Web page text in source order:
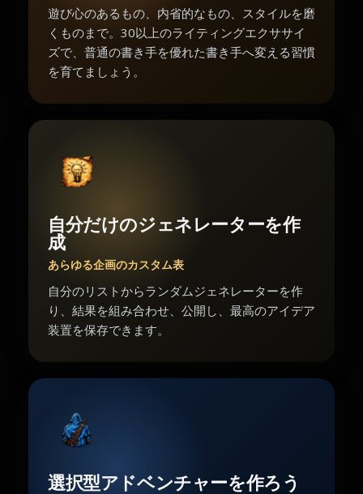
遊び心のあるもの、内省的なもの、スタイルを磨
くものまで。30以上のライティングエクササイ
ズで、普通の書き手を優れた書き手へ変える習慣
を育てましょう。
自分だけのジェネレーターを作
成
あらゆる企画のカスタム表
自分のリストからランダムジェネレーターを作
り、結果を組み合わせ、公開し、最高のアイデア
装置を保存できます。
選択型アドベンチャーを作ろう